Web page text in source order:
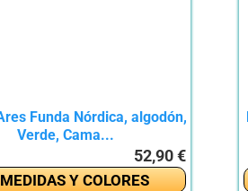
Funda Nórdica, algodón,
Verde, Cama...
52,90 €
MEDIDAS Y COLORES